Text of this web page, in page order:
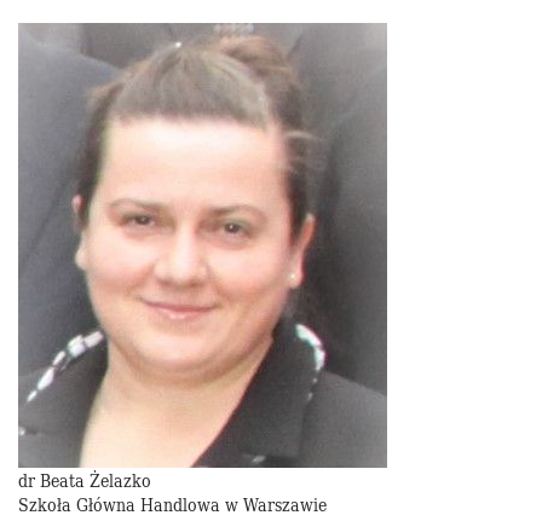
dr Beata Żelazko
Szkoła Główna Handlowa w Warszawie